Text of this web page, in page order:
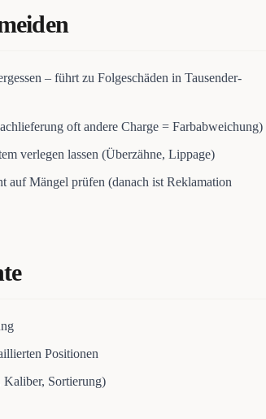
– führt zu Folgeschäden in Tausender-
oft andere Charge = Farbabweichung)
verlegen lassen (Überzähne, Lippage)
auf Mängel prüfen (danach ist Reklamation
Positionen
Kaliber, Sortierung)